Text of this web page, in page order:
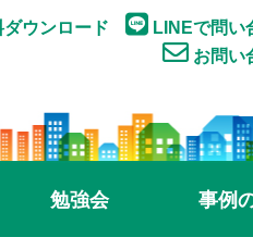
ダウンロード
LINEで問い
お問い
勉強会 事例